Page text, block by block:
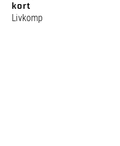
kort
Livkomp